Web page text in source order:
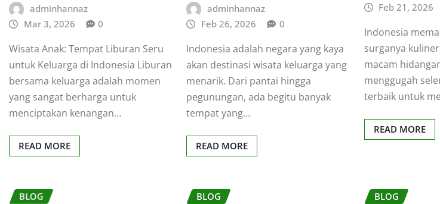
adminhannaz
Mar 3, 2026
0
Wisata Anak: Tempat Liburan Seru
untuk Keluarga di Indonesia Liburan
bersama keluarga adalah momen
yang sangat berharga untuk
menciptakan kenangan…
READ MORE
adminhannaz
Feb 26, 2026
0
Indonesia adalah negara yang kaya
akan destinasi wisata keluarga yang
menarik. Dari pantai hingga
pegunungan, ada begitu banyak
tempat yang…
READ MORE
Feb 21, 2026
Indonesia
surganya
macam
menggugah
terbaik untuk
READ MORE
BLOG BLOG BLOG